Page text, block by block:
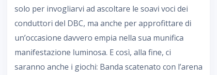
solo per invogliarvi ad ascoltare le soavi voci dei
conduttori del DBC, ma anche per approfittare di
un’occasione davvero empia nella sua munifica
manifestazione luminosa. E così, alla fine, ci
saranno anche i giochi: Banda scatenato con l’arena